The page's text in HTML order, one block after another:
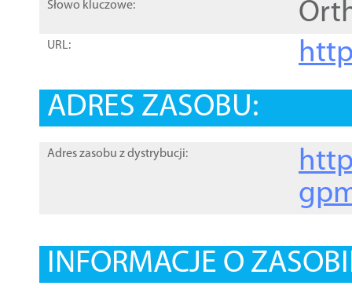
Słowo kluczowe:
URL:
ADRES ZASOBU:
Adres zasobu z dystrybucji:
INFORMACJE O